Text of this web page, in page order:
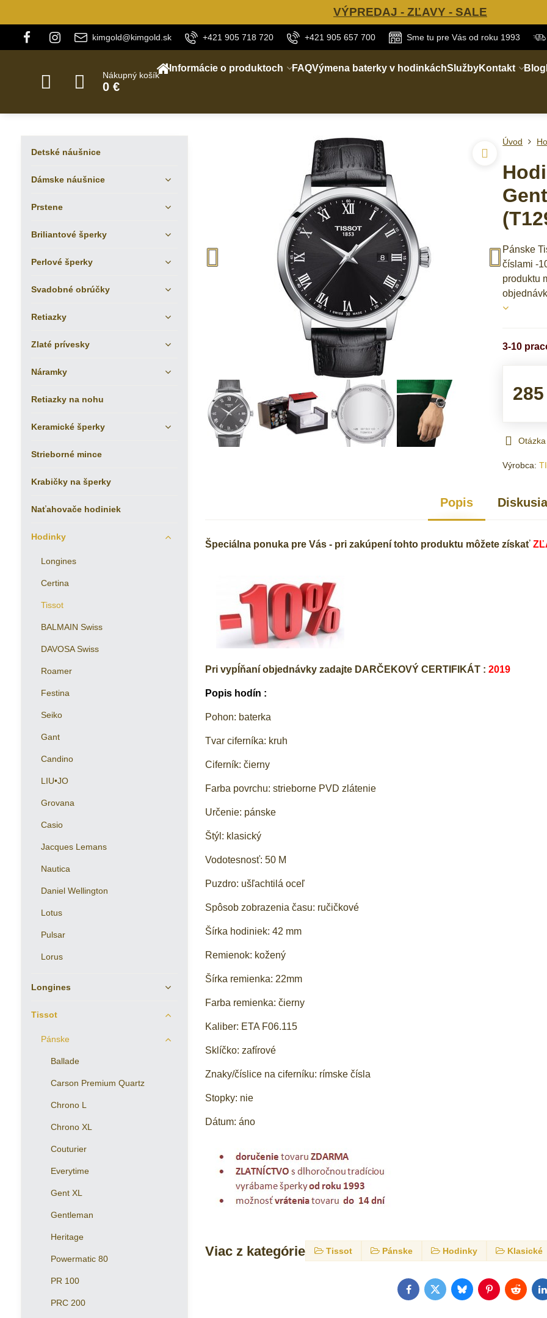
VÝPREDAJ - ZĽAVY - SALE
kimgold@kimgold.sk +421 905 718 720 +421 905 657 700 Sme tu pre Vás od roku 1993
Nákupný košík
0 €
Informácie o produktoch FAQVýmena baterky v hodinkáchSlužbyKontakt Blog
Úvod
Pánske
číslami -
produktu
3-10
Výrobca:
Popis
Špeciálna ponuka pre Vás - pri zakúpení tohto produktu môžete získať
Pri vypĺňaní objednávky zadajte DARČEKOVÝ CERTIFIKÁT :2019
Popis hodín :
Pohon: baterka
Tvar ciferníka: kruh
Ciferník: čierny
Farba povrchu: strieborne PVD zlátenie
Určenie: pánske
Štýl: klasický
Vodotesnosť: 50 M
Puzdro: ušľachtilá oceľ
Spôsob zobrazenia času: ručičkové
Šírka hodiniek: 42 mm
Remienok: kožený
Šírka remienka: 22mm
Farba remienka: čierny
Kaliber: ETA F06.115
Sklíčko: zafírové
Znaky/číslice na ciferníku: rímske čísla
Stopky: nie
Dátum: áno
Viac z kategórie Tissot Pánske Hodinky Klasické
FacebookTwitterBlueskyPinterestReddit
Detské náušnice
Dámske náušnice
Prstene
Briliantové šperky
Perlové šperky
Svadobné obrúčky
Retiazky
Zlaté prívesky
Náramky
Retiazky na nohu
Keramické šperky
Strieborné mince
Krabičky na šperky
Naťahovače hodiniek
Hodinky
Longines
Certina
Tissot
BALMAIN Swiss
DAVOSA Swiss
Roamer
Festina
Seiko
Gant
Candino
LIU•JO
Grovana
Casio
Jacques Lemans
Nautica
Daniel Wellington
Lotus
Pulsar
Lorus
Longines
Tissot
Pánske
Ballade
Carson Premium Quartz
Chrono L
Chrono XL
Couturier
Everytime
Gent XL
Gentleman
Heritage
Powermatic 80
PR 100
PRC 200